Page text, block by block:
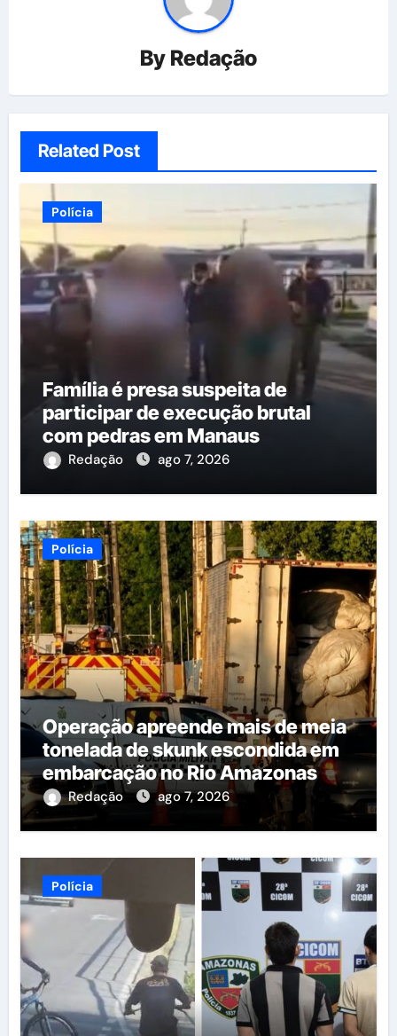
By Redação
Related Post
Polícia
Família é presa suspeita de
participar de execução brutal
com pedras em Manaus
Redação ago 7, 2026
Polícia
Operação apreende mais de meia
tonelada de skunk escondida em
embarcação no Rio Amazonas
Redação ago 7, 2026
Polícia